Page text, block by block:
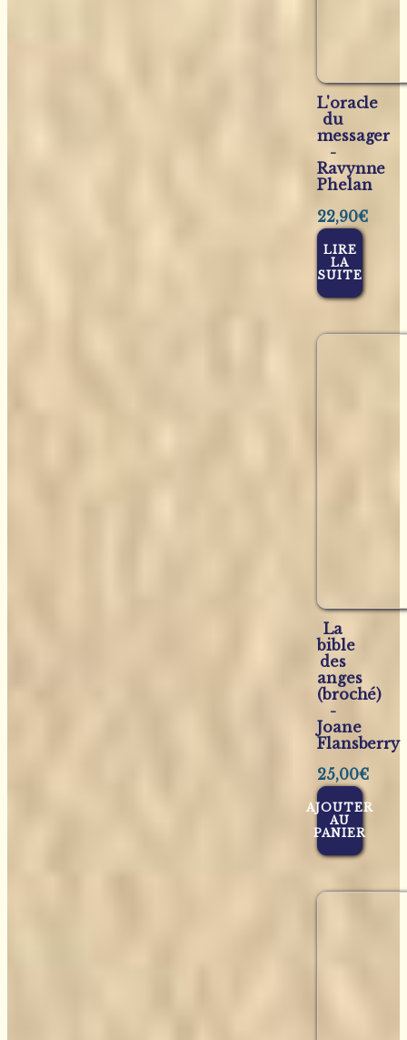
L'oracle
du
messager
-
Ravynne
Phelan
22,90€
LIRE
LA
SUITE
La
bible
des
anges
(broché)
-
Joane
Flansberry
25,00€
AJOUTER
AU
PANIER